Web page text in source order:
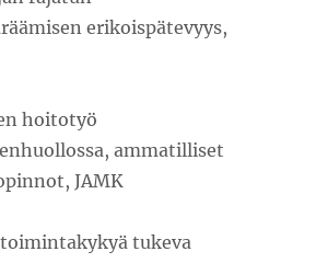
erikoispätevyys,
hoitotyö
ammatilliset
JAMK
tukeva